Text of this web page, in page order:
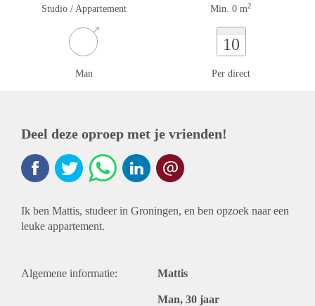
Studio / Appartement Min. 0 m2
Man
10
Per direct
Deel deze oproep met je vrienden!
Ik ben Mattis, studeer in Groningen, en ben opzoek naar een
leuke appartement.
Algemene informatie: Mattis
Man, 30 jaar